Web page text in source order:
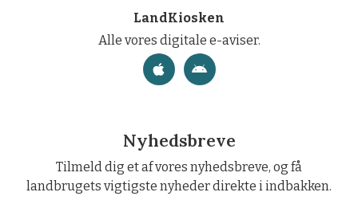
LandKiosken
Alle vores digitale e-aviser.
Nyhedsbreve
Tilmeld dig et af vores nyhedsbreve, og få
landbrugets vigtigste nyheder direkte i indbakken.